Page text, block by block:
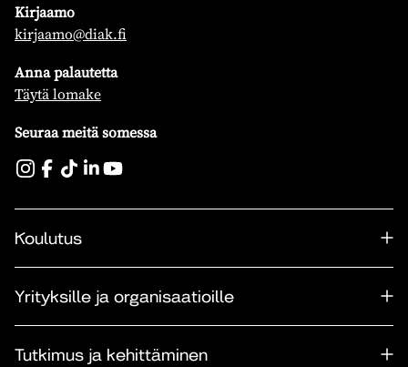
Kirjaamo
kirjaamo@diak.fi
Anna palautetta
Täytä lomake
Seuraa meitä somessa
Koulutus
Yrityksille ja organisaatioille
Tutkimus ja kehittäminen